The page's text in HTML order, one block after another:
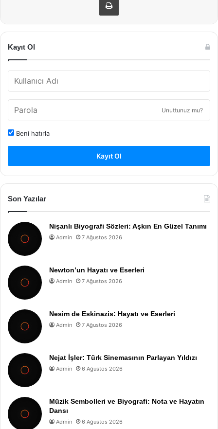
Kayıt Ol
Unuttunuz mu?
Beni hatırla
Kayıt Ol
Son Yazılar
Nişanlı Biyografi Sözleri: Aşkın En Güzel Tanımı
Admin 7 Ağustos 2026
Newton’un Hayatı ve Eserleri
Admin 7 Ağustos 2026
Nesim de Eskinazis: Hayatı ve Eserleri
Admin 7 Ağustos 2026
Nejat İşler: Türk Sinemasının Parlayan Yıldızı
Admin 6 Ağustos 2026
Müzik Sembolleri ve Biyografi: Nota ve Hayatın
Dansı
Admin 6 Ağustos 2026